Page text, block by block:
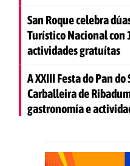
San Roque celebra
Turístico Nacional con
actividades gratuítas
A XXIII Festa do Pan
Carballeira de
gastronomía e